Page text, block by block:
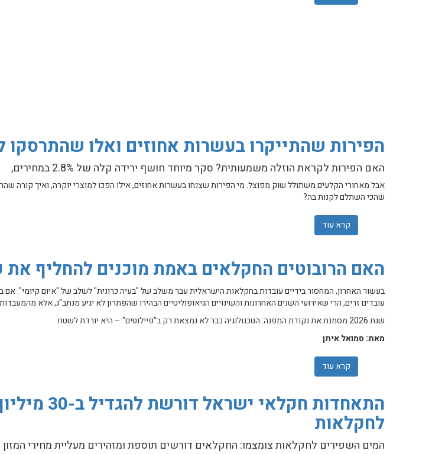
הפירות שהתייקרו בעשרות אחוזים ואלו
האם הפירות לקראת הוזלה משמעותית? סקר מיוחד חושף ירידה קלה של 2.8% במחירים,
אבל מאחורי הקלעים משתולל שוק מפוצל. מי הפירות שצנחו בעשרות אחוזים, אילו הפכו למוצרי יוקרה, ואיך קורה
שהכי השתלם לקנות בה?
קרא עוד
האם הרובוטים החקלאים באמת מוכנים להחליף את
בעשור האחרון, המחסור בידיים עובדות בחקלאות הישראלית עבר משלב של "בעיה כרונית" לשלב של "איום קיומי". אם
עובדים זרים, הרי שאירועי השנים האחרונות והשינויים הגיאופוליטיים הבהירו שהפתרון לא יגיע מנתב"ג, אלא
שנת 2026 מסמנת את נקודת המפנה: הטכנולוגיה כבר לא נמצאת רק ב"פיילוטים" – היא יורדת לשטח.
מאת: סמואל איתן
קרא עוד
התאחדות
לחקלאות
המים השפירים לחקלאות צומצמו: החקלאים דורשים תוספת ומזהירים מעליית מחירי המזון